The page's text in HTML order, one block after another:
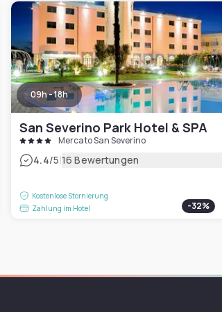
09h - 18h
San Severino Park Hotel & SPA
Mercato San Severino
4.4/5|16 Bewertungen
Kostenlose Stornierung
Zahlung im Hotel
-32%